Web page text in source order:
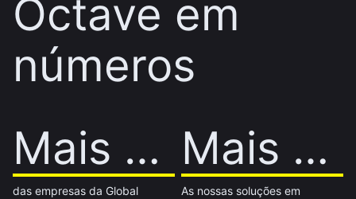
Octave em
números
Mais de 0%
Mais de 60%
das empresas da Global
Mais de 0 bilhão
Mais de 1 bilhão
As nossas soluções em